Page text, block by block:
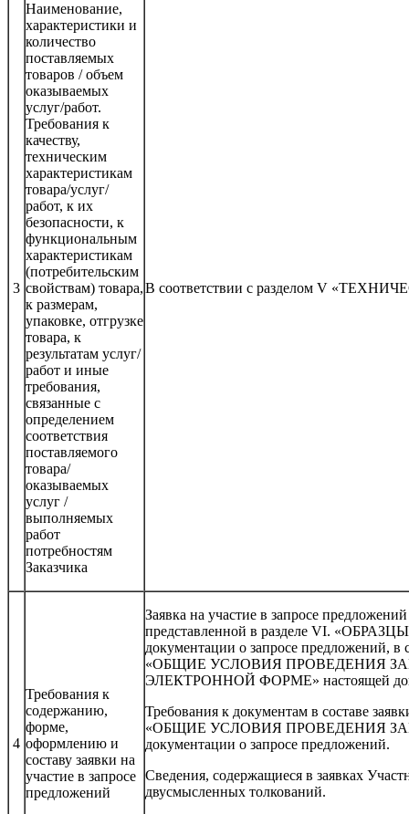
3
Наименование,
характеристики и
количество
поставляемых
товаров / объем
оказываемых
услуг/работ.
Требования к
качеству,
техническим
характеристикам
товара/услуг/
работ, к их
безопасности, к
функциональным
характеристикам
(потребительским
свойствам) товара,
к размерам,
упаковке, отгрузке
товара, к
результатам услуг/
работ и иные
требования,
связанные с
определением
соответствия
поставляемого
товара/
оказываемых
услуг /
выполняемых
работ
потребностям
Заказчика
В соответствии с разделом V
4
Требования к
содержанию,
форме,
оформлению и
составу заявки на
участие в запросе
предложений
Заявка на участие в запросе
представленной в разделе VI.
документации о запросе предложений, в
«ОБЩИЕ УСЛОВИЯ ПРОВЕДЕНИЯ
ЭЛЕКТРОННОЙ ФОРМЕ» настоящей
Требования к документам в составе
«ОБЩИЕ УСЛОВИЯ ПРОВЕДЕНИЯ
документации о запросе предложений.
Сведения, содержащиеся в заявках
двусмысленных толкований.